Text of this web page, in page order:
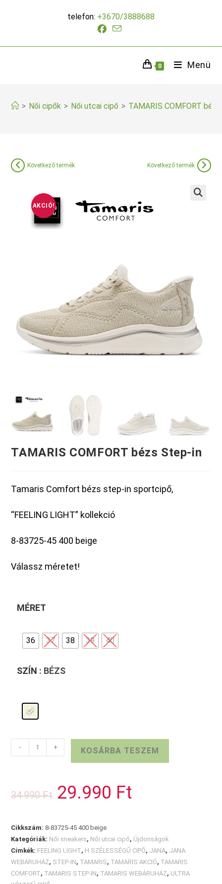
telefon: +3670/3888688
0 Menü
> Női cipők > Női utcai cipő > TAMARIS COMFORT
AKCIÓ!
Következő termék Következő termék
TAMARIS COMFORT bézs Step-in
Tamaris Comfort bézs step-in sportcipő,
“FEELING LIGHT” kollekció
8-83725-45 400 beige
Válassz méretet!
MÉRET
36 37 38 39 40
SZÍN : BÉZS
TAMARIS
COMFORT
in
- + KOSÁRBA TESZEM
34.990Ft
Original
price
was:
29.990 Ft
Cikkszám: 8-83725-45 400 beige
Kategóriák: Női sneakers, Női utcai cipő, Újdonságok
Címkék: FEELING LIGHT, H SZÉLESSÉGŰ CIPŐ, JANA, JANA
WEBÁRUHÁZ, STEP-IN, TAMARIS, TAMARIS AKCIÓ, TAMARIS
COMFORT, TAMARIS STEP-IN, TAMARIS WEBÁRUHÁZ, ULTRA